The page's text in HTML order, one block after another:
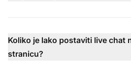
Koliko je lako postaviti live chat
stranicu?